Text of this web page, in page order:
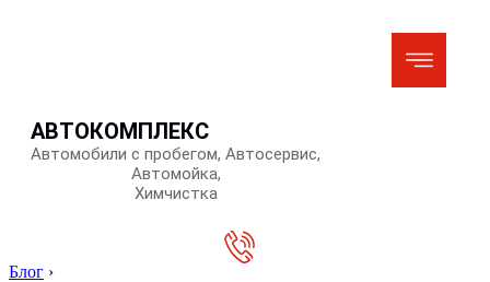
АВТОКОМПЛЕКС
Автомобили с пробегом, Автосервис,
Автомойка,
Химчистка
Блог ›